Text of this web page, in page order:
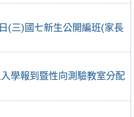
(三)國七新生公開編班(家長
學報到暨性向測驗教室分配